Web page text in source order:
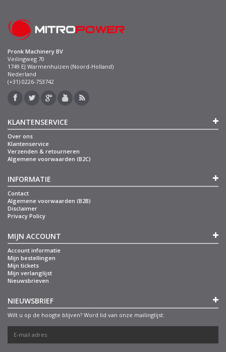
Pronk Machinery BV
Veilingweg 70
1749 EJ Warmenhuizen (Noord-Holland)
Nederland
(+31) 0226-753742
KLANTENSERVICE
Over ons
Klantenservice
Verzenden & retourneren
Algemene voorwaarden (B2C)
INFORMATIE
Contact
Algemene voorwaarden (B2B)
Disclaimer
Privacy Policy
MIJN ACCOUNT
Account informatie
Mijn bestellingen
Mijn tickets
Mijn verlanglijst
Nieuwsbrieven
NIEUWSBRIEF
Wilt u op de hoogte blijven? Word lid van onze mailinglijst: